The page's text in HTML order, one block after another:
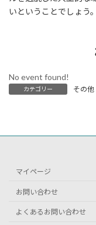
いということでしょう。
No event found!
カテゴリー その他
マイページ
お問い合わせ
よくあるお問い合わせ